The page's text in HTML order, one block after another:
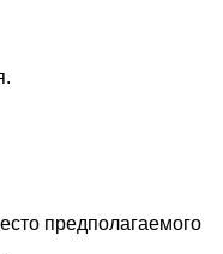
предполагаемого